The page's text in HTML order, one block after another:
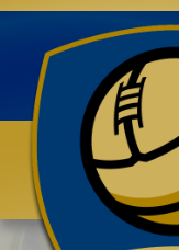
Benvenuti su